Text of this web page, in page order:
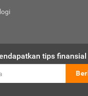
tips finansial